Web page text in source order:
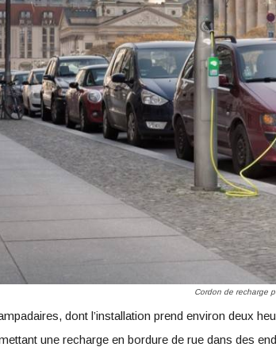
Cordon de recharge
dont l’installation prend environ deux
une recharge en bordure de rue dans des